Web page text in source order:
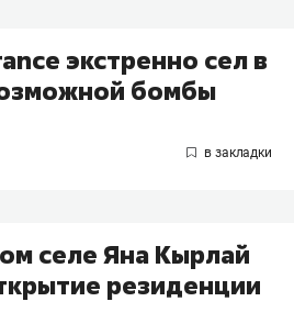
экстренно сел в
бомбы
селе Яна Кырлай
резиденции